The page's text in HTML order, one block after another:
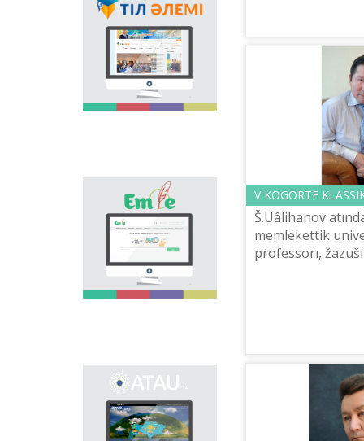
Memlekettіk tіldіñ
qoldanıs aяsınıñ
keñeюіnde ğalamtor
arqılı tіldі
nasihattaudıñ mañızı
asa zor. Elіmіzdegі osı
bağıttağı alğašqı žoba -
"Tіl âlemі" portalı
nasihattauğa žâne
tanıstıruğa үlesіn
qosadı.
«Emle.kz» эlektrondıq
bazası qazaq tіlіnіñ
orfografiяsına
arnalğan. Bûl bazada
qazaq tіlіnіñ
qoldanıstağı bekіtіlgen
orfografiяlıq sözdіgі,
orfografiяlıq ereželer,
Onomastikalıq
эlektrondıq bazanı
ašudıñ negіzgі maqsatı
- elіmіzdіñ
V KOGORTE
Š.Uâlihanov
memlekettіk
professorı,